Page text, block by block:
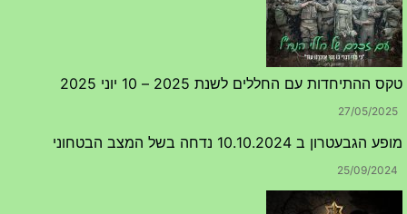
טקס ההתיחדות עם החללים לשנת 2025 – 10 יוני 2025
27/05/2025
מופע הגבעטרון ב 10.10.2024 נדחה בשל המצב הבטחוני
25/09/2024